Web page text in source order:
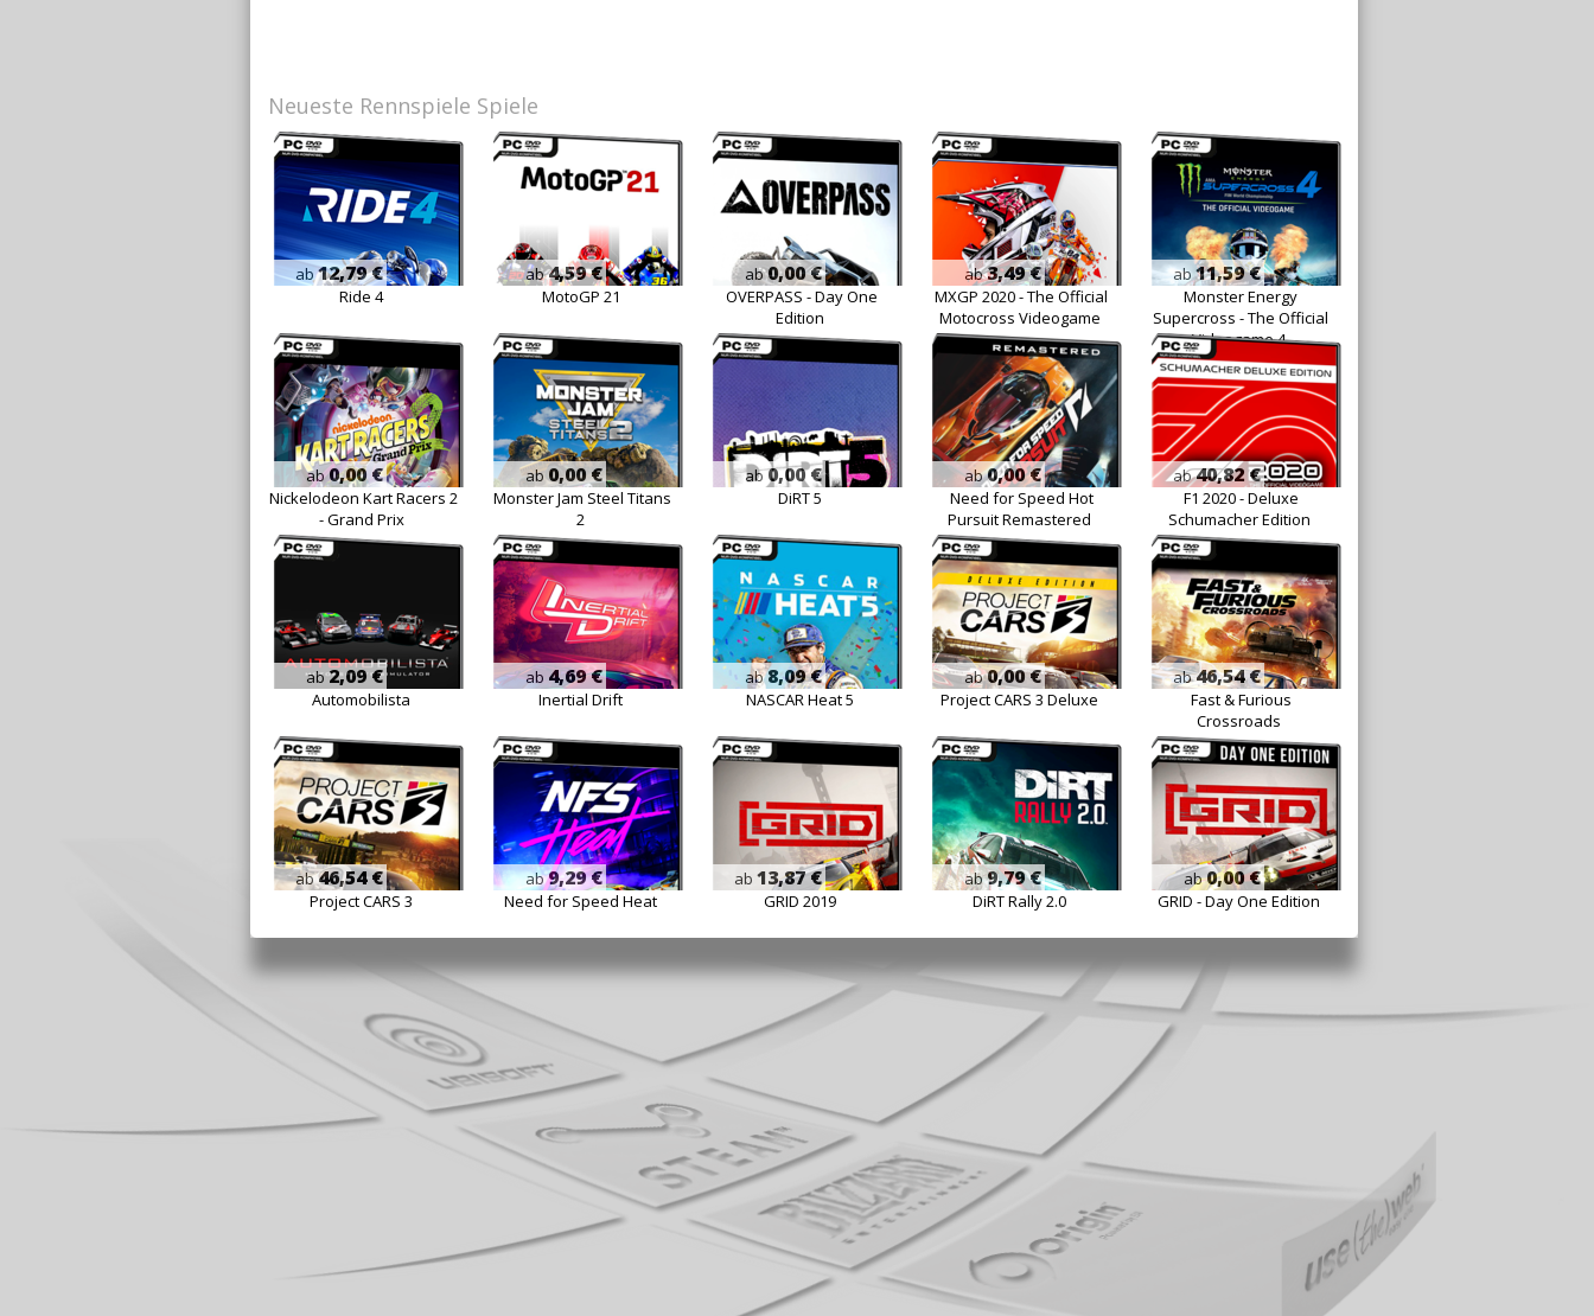
Neueste Rennspiele Spiele
ab12,79 €
Ride 4
ab4,59 €
MotoGP 21
ab0,00 €
OVERPASS - Day One
Edition
ab3,49 €
MXGP 2020 - The Official
Motocross Videogame
ab11,59 €
Monster Energy
Supercross - The Official
Videogame 4
ab0,00 €
Nickelodeon Kart Racers 2
- Grand Prix
ab0,00 €
Monster Jam Steel Titans
2
ab0,00 €
DiRT 5
ab0,00 €
Need for Speed Hot
Pursuit Remastered
ab40,82 €
F1 2020 - Deluxe
Schumacher Edition
ab2,09 €
Automobilista
ab 4,69 €
Inertial Drift
ab8,09 €
NASCAR Heat 5
ab0,00 €
Project CARS 3 Deluxe
ab46,54 €
Fast & Furious
Crossroads
ab46,54 €
Project CARS 3
ab9,29 €
Need for Speed Heat
ab 13,87 €
GRID 2019
ab9,79 €
DiRT Rally 2.0
ab0,00 €
GRID - Day One Edition